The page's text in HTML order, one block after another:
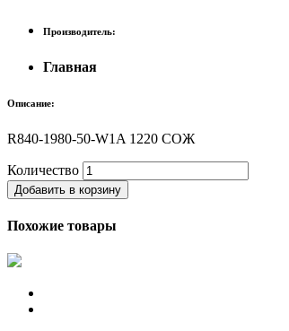
Производитель:
Главная
Описание:
R840-1980-50-W1A 1220 СОЖ
Количество
Добавить в корзину
Похожие товары